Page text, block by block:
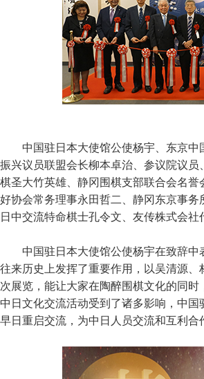
中国驻日本大使馆公使杨宇、东京
振兴议员联盟会长柳本卓治、参议院议
棋圣大竹英雄、静冈围棋支部联合会名
好协会常务理事永田哲二、静冈东京事
日中交流特命棋士孔令文、友传株式会
中国驻日本大使馆公使杨宇在致辞
往来历史上发挥了重要作用，以吴清源
次展览，能让大家在陶醉围棋文化的同
中日文化交流活动受到了诸多影响，中
早日重启交流，为中日人员交流和互利